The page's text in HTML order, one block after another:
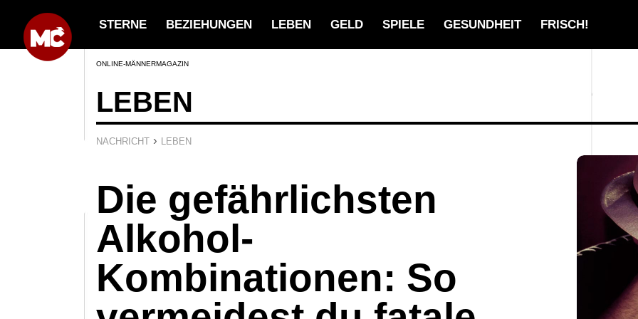
STERNE BEZIEHUNGEN LEBEN GELD SPIELE GESUNDHEIT FRISCH!
ONLINE-MÄNNERMAGAZIN
LEBEN
NACHRICHT › LEBEN
Die gefährlichsten
Alkohol-
Kombinationen: So